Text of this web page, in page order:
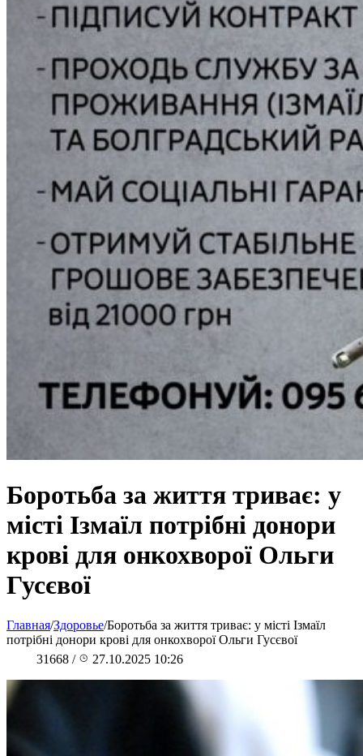
Боротьба за життя триває: у
місті Ізмаїл потрібні донори
крові для онкохворої Ольги
Гусєвої
Главная/Здоровье/Боротьба за життя триває: у місті Ізмаїл
потрібні донори крові для онкохворої Ольги Гусєвої
31668 / 27.10.2025 10:26